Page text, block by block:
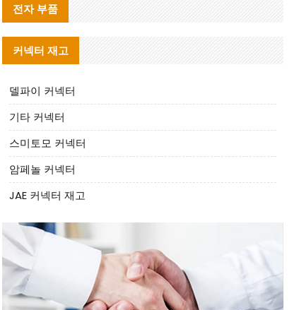
전자 부품
커넥터 재고
델파이 커넥터
기타 커넥터
스미토모 커넥터
암페놀 커넥터
JAE 커넥터 재고